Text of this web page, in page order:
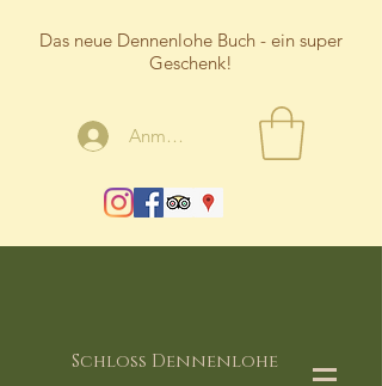
Das neue Dennenlohe Buch - ein super
Geschenk!
Anmelden
Schloss Dennenlohe